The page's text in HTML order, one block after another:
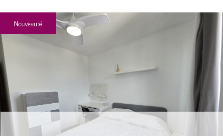
Plus d'informations
financières
Plus de
détails
Nouveauté